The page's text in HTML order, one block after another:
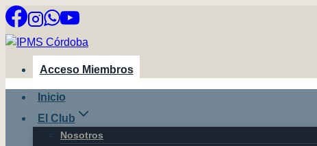
Saltar
al
contenido
Acceso Miembros
Inicio
El Club
Nosotros